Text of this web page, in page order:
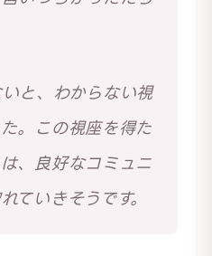
と、わからない視
。この視座を得た
、良好なコミュニ
ていきそうです。